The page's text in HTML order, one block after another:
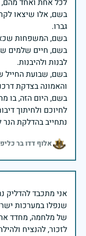
בשם, אלו שיצאו
בשם, חיים שלמים
בשם, שבועת החייל
בשם, היום הזה, בו
נתחייב בהדלקת
אלוף דדו בר
אני מתכבד להדליק
שנפלו במערכות
של מלחמה, מחדד את